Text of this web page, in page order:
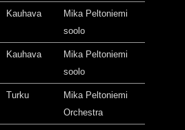
Kauhava
Mika Peltoniemi
soolo
Kauhava
Mika Peltoniemi
soolo
Turku
Mika Peltoniemi
Orchestra